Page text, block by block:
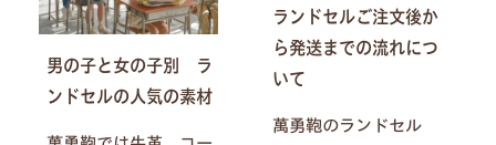
萬勇鞄で使われている
が、男の子と女の子に
よって、ランドセルの
選び方にも傾向があり
ます。
男の子と女の子別 ラ
ンドセルの人気の素材
ランドセルご注文後か
ら発送までの流れにつ
いて
萬勇鞄のランドセル